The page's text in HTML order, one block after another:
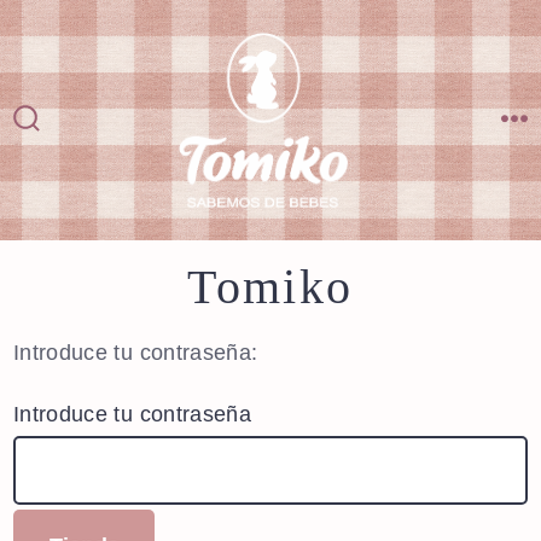
Saltar
al
contenido
Alternar
la
búsqueda
Tomiko
Introduce tu contraseña:
Introduce tu contraseña